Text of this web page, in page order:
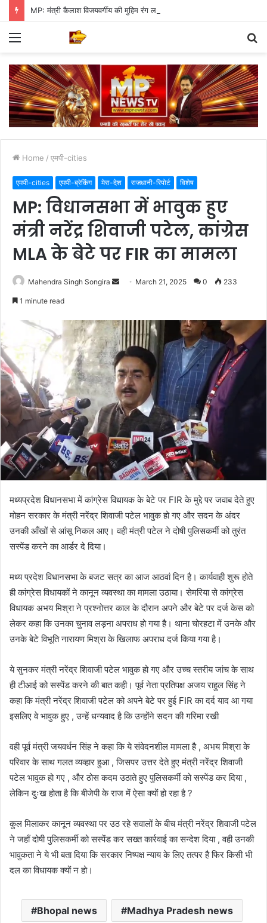
Menu
Home / एमपी-cities
एमपी-cities एमपी-ब्रेकिंग मेरा-देश राजधानी-रिपोर्ट विशेष
MP: विधानसभा में भावुक हुए
मंत्री नरेंद्र शिवाजी पटेल, कांग्रेस
MLA के बेटे पर FIR का मामला
Mahendra Singh Songira
Send March 21, 2025 0 233
1 minute read
मध्यप्रदेश विधानसभा में कांग्रेस विधायक के बेटे पर FIR के मुद्दे पर जवाब देते हुए
मोहन सरकार के मंत्री नरेंद्र शिवाजी पटेल भावुक हो गए और सदन के अंदर
उनकी आँखों से आंसू निकल आए। वही मंत्री पटेल ने दोषी पुलिसकर्मी को तुरंत
सस्पेंड करने का आर्डर दे दिया।
मध्य प्रदेश विधानसभा के बजट सत्र का आज आठवां दिन है। कार्यवाही शुरू होते
ही कांग्रेस विधायकों ने कानून व्यवस्था का मामला उठाया। सेमरिया से कांग्रेस
विधायक अभय मिश्रा ने प्रश्नोत्तर काल के दौरान अपने और बेटे पर दर्ज केस को
लेकर कहा कि उनका चुनाव लड़ना अपराध हो गया है। थाना चोरहटा में उनके और
उनके बेटे विभूति नारायण मिश्रा के खिलाफ अपराध दर्ज किया गया है।
ये सुनकर मंत्री नरेंद्र शिवाजी पटेल भावुक हो गए और उच्च स्तरीय जांच के साथ
ही टीआई को सस्पेंड करने की बात कही। पूर्व नेता प्रतिपक्ष अजय राहुल सिंह ने
कहा कि मंत्री नरेंद्र शिवाजी पटेल को अपने बेटे पर हुई FIR का दर्द याद आ गया
इसलिए वे भावुक हुए , उन्हें धन्यवाद है कि उन्होंने सदन की गरिमा रखी
वही पूर्व मंत्री जयवर्धन सिंह ने कहा कि ये संवेदनशील मामला है , अभय मिश्रा के
परिवार के साथ गलत व्यव्हार हुआ , जिसपर उत्तर देते हुए मंत्री नरेंद्र शिवाजी
पटेल भावुक हो गए , और ठोस कदम उठाते हुए पुलिसकर्मी को सस्पेंड कर दिया ,
लेकिन दुःख होता है कि बीजेपी के राज में ऐसा क्यों हो रहा है ?
कुल मिलाकर कानून व्यवस्था पर उठ रहे सवालों के बीच मंत्री नरेंद्र शिवाजी पटेल
ने जहाँ दोषी पुलिसकर्मी को सस्पेंड कर सख्त कार्रवाई का सन्देश दिया , वही उनकी
भावुकता ने ये भी बता दिया कि सरकार निष्पक्ष न्याय के लिए तत्पर है फिर किसी भी
दल का विधायक क्यों न हो।
Bhopal news Madhya Pradesh news